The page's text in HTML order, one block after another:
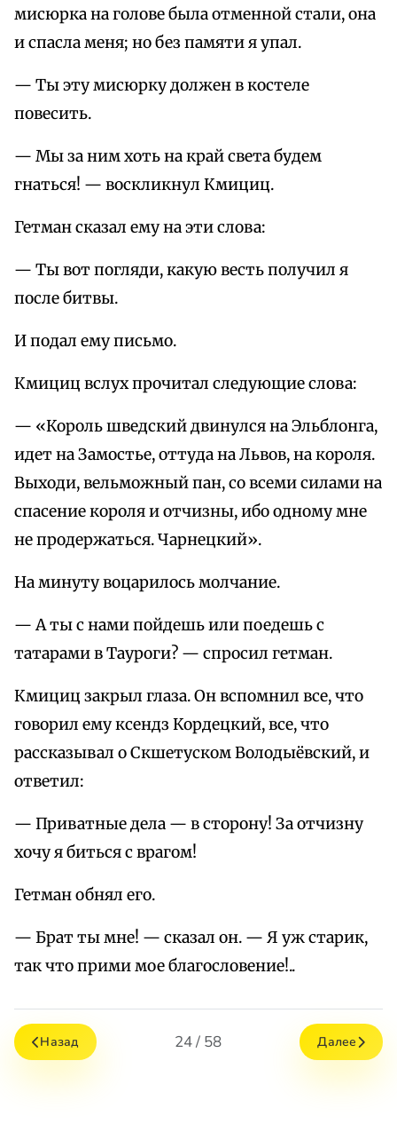
мисюрка на голове была отменной стали, она
и спасла меня; но без памяти я упал.
— Ты эту мисюрку должен в костеле
повесить.
— Мы за ним хоть на край света будем
гнаться! — воскликнул Кмициц.
Гетман сказал ему на эти слова:
— Ты вот погляди, какую весть получил я
после битвы.
И подал ему письмо.
Кмициц вслух прочитал следующие слова:
— «Король шведский двинулся на Эльблонга,
идет на Замостье, оттуда на Львов, на короля.
Выходи, вельможный пан, со всеми силами на
спасение короля и отчизны, ибо одному мне
не продержаться. Чарнецкий».
На минуту воцарилось молчание.
— А ты с нами пойдешь или поедешь с
татарами в Тауроги? — спросил гетман.
Кмициц закрыл глаза. Он вспомнил все, что
говорил ему ксендз Кордецкий, все, что
рассказывал о Скшетуском Володыёвский, и
ответил:
— Приватные дела — в сторону! За отчизну
хочу я биться с врагом!
Гетман обнял его.
— Брат ты мне! — сказал он. — Я уж старик,
так что прими мое благословение!..
Назад 24 / 58 Далее